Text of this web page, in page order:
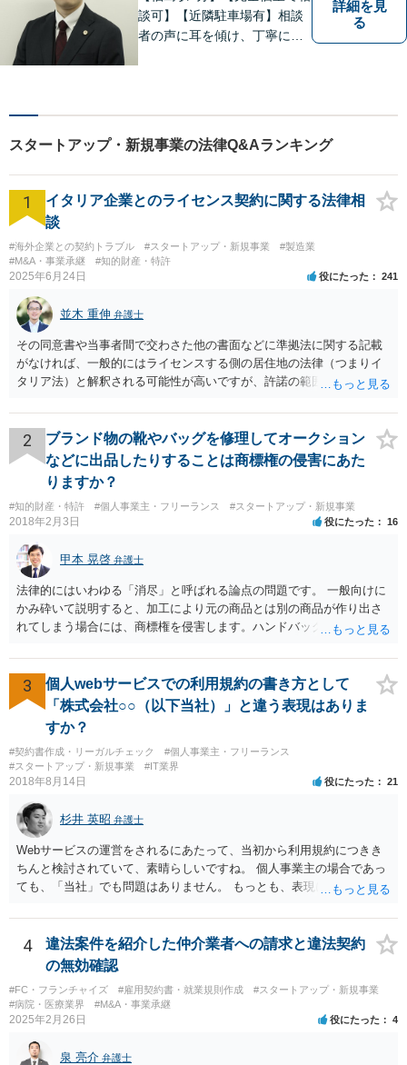
談可】【近隣駐車場有】相談
者の声に耳を傾け、丁寧にわ
った」と思っていただけるよ
うに全力を尽くしていきま
す。
詳細を見
る
スタートアップ・新規事業の法律Q&Aランキング
1
イタリア企業とのライセンス契約に関する法律相
談
#海外企業との契約トラブル #スタートアップ・新規事業
#製造業
#M&A・事業承継
#知的財産・特許
2025年6月24日 役にたった 241
並木 重伸 弁護士
その同意書や当事者間で交わさた他の書面などに準拠法に関する記載
がなければ、一般的にはライセンスする側の居住地の法律（つまりイ
タリア法）と解釈される可能性が高いですが、許諾の範囲が日本国内
あります。 なお、仮に日本法になるとしても、新しい会社との間で契
約が有効かどうかは、ライセンスされた権利の種類（著作権、商標
権、特許権など）や契約の時期などを見て判断する必要があります。
いずれにせよ具体的事情が分からないと確定的な回答は難しいと思わ
れますので、弁護士に直接相談されることをお勧めします。
2
ブランド物の靴やバッグを修理してオークション
などに出品したりすることは商標権の侵害にあた
りますか？
#知的財産・特許 #個人事業主・フリーランス #スタートアップ・新規事業
2018年2月3日 役にたった 16
甲本 晃啓 弁護士
法律的にはいわゆる「消尽」と呼ばれる論点の問題です。 一般向けに
かみ砕いて説明すると、加工により元の商品とは別の商品が作り出さ
れてしまう場合には、商標権を侵害します。ハンドバッグをポーチに
ための加工（一般にいう修理）は、商標権を侵害しません。 商標権者
は、その商品を売ったときに対価を回収しているので、商標権は用い
尽くされている（用尽、消尽といいます。）と解釈されます。他方
で、商標権者の預かり知らないところで、販売した商品から別の商品
（コピー品やリメイク品）が作りだされてしまうと、その商品が仮に
酷い品質であれば、商標権者のブランドイメージが傷ついてしまいま
すし、その証商標権者にクレームが来てしまいますので、商標権を侵
害します。その商品が流通すれば商標権（ロゴマーク等）に対する一
般消費者の信頼も害することになります。また、本来商標権者に入る
べき利益が入らないことになります。 修理だけではそのような問題は
生じません。
3
個人webサービスでの利用規約の書き方として
「株式会社○○（以下当社）」と違う表現はありま
すか？
#契約書作成・リーガルチェック
#個人事業主・フリーランス
#スタートアップ・新規事業
#IT業界
2018年8月14日 役にたった 21
杉井 英昭 弁護士
Webサービスの運営をされるにあたって、当初から利用規約につきき
ちんと検討されていて、素晴らしいですね。 個人事業主の場合であっ
ても、「当社」でも問題はありません。 もっとも、表現に違和感があ
さんが「ABCウェブサービス」の屋号で事業を運営する際には、「当
社」の代わりに「ABCウェブサービス」とか「ABCWS」を使う等で
4
違法案件を紹介した仲介業者への請求と違法契約
の無効確認
#FC・フランチャイズ #雇用契約書・就業規則作成
#スタートアップ・新規事業
#病院・医療業界
#M&A・事業承継
2025年2月26日 役にたった 4
泉 亮介 弁護士